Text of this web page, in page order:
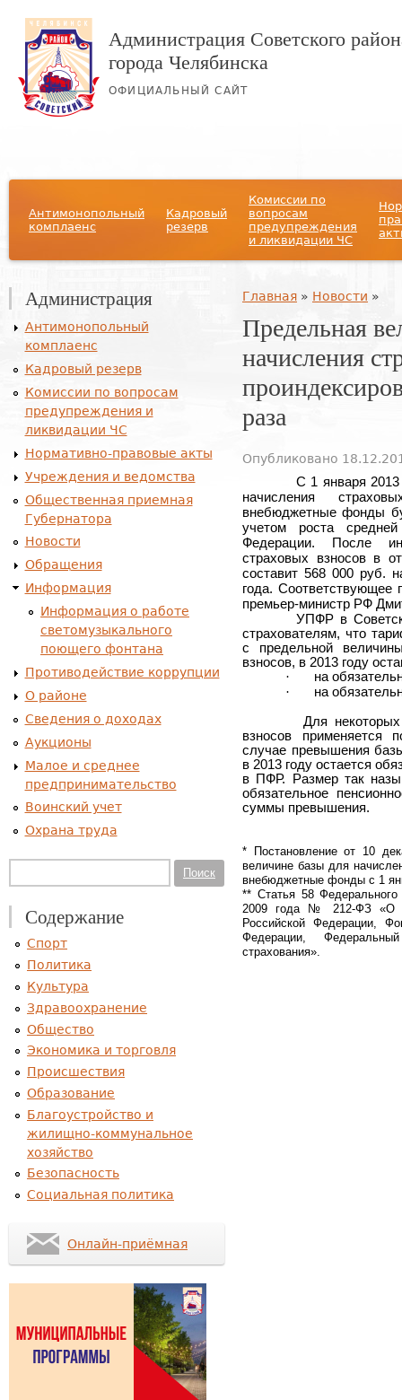
Администрация Советского
города Челябинска
ОФИЦИАЛЬНЫЙ САЙТ
Антимонопольный
комплаенс
Кадровый
резерв
Комиссии по
вопросам
предупреждения
и ликвидации ЧС
Вы здесь
Главная » Новости »
Предельная
начисления
раза
Опубликовано
С 1 января
начисления
внебюджетные фонды
учетом роста
Федерации. После
страховых взносов в
составит 568 000 руб.
года. Соответствующее
премьер-министр РФ
УПФР в
страхователям, что
с предельной
взносов, в 2013 году
·
на
·
на
Для
взносов применяется
случае превышения
в 2013 году остается
в ПФР. Размер так
обязательное
суммы превышения.
* Постановление от 10
величине базы для
внебюджетные фонды с 1
** Статья 58
2009 года № 212-ФЗ «О
Российской Федерации,
Федерации,
страхования».
Администрация
Антимонопольный
комплаенс
Кадровый резерв
Комиссии по вопросам
предупреждения и
ликвидации ЧС
Нормативно-правовые акты
Учреждения и ведомства
Общественная приемная
Губернатора
Новости
Обращения
Информация
Информация о работе
светомузыкального
поющего фонтана
Противодействие коррупции
О районе
Сведения о доходах
Аукционы
Малое и среднее
предпринимательство
Воинский учет
Охрана труда
Поиск
Содержание
Спорт
Политика
Культура
Здравоохранение
Общество
Экономика и торговля
Происшествия
Образование
Благоустройство и
жилищно-коммунальное
хозяйство
Безопасность
Социальная политика
Онлайн-приёмная